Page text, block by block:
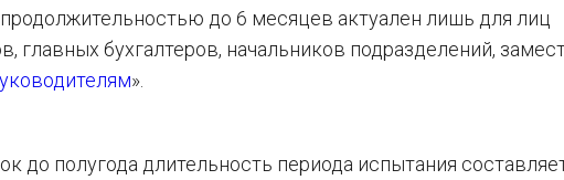
до 6 месяцев актуален лишь для лиц
главных бухгалтеров, начальников подразделений,
».
до полугода длительность периода испытания